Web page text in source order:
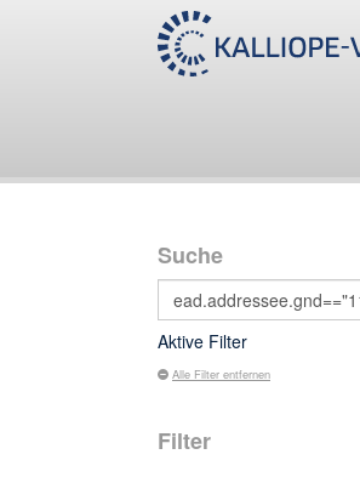
Suche
Aktive Filter
Alle Filter entfernen
Filter